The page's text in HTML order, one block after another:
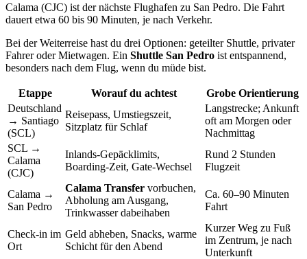
Calama (CJC) ist der nächste Flughafen zu San Pedro. Die Fahrt
dauert etwa 60 bis 90 Minuten, je nach Verkehr.
Bei der Weiterreise hast du drei Optionen: geteilter Shuttle, privater
Fahrer oder Mietwagen. Ein Shuttle San Pedro ist entspannend,
besonders nach dem Flug, wenn du müde bist.
Etappe Worauf du achtest
Grobe Orientierung
Deutschland
→ Santiago
(SCL)
Reisepass, Umstiegszeit,
Sitzplatz für Schlaf
Langstrecke; Ankunft
oft am Morgen oder
Nachmittag
SCL →
Calama
(CJC)
Inlands-Gepäcklimits,
Boarding-Zeit, Gate-Wechsel
Rund 2 Stunden
Flugzeit
Calama →
San Pedro
Calama Transfer vorbuchen,
Abholung am Ausgang,
Trinkwasser dabeihaben
Ca. 60–90 Minuten
Fahrt
Check-in im
Ort
Geld abheben, Snacks, warme
Schicht für den Abend
Kurzer Weg zu Fuß
im Zentrum, je nach
Unterkunft